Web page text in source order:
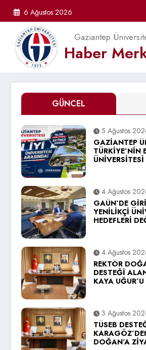
6 Ağustos 2026
Gaziantep
Haber
GÜNCEL
5 Ağustos
GAZİANTEP
TÜRKİYE’NİN
4 Ağustos
GAÜN’DE
YENİLİKÇİ
HEDEFLERİ
4 Ağustos
REKTÖR
DESTEĞİ
KAYA
3 Ağustos
TÜSEB
DOĞAN’A